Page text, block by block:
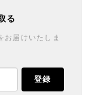
る
お届けいたしま
登録